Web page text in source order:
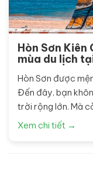
Hòn Sơn
mùa du lịch
Hòn Sơn được
Đến đây, bạn
trời rộng lớn. Mà
Xem chi tiết →